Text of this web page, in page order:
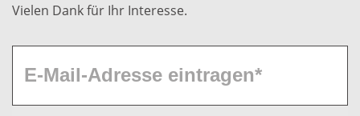
Vielen Dank für Ihr Interesse.